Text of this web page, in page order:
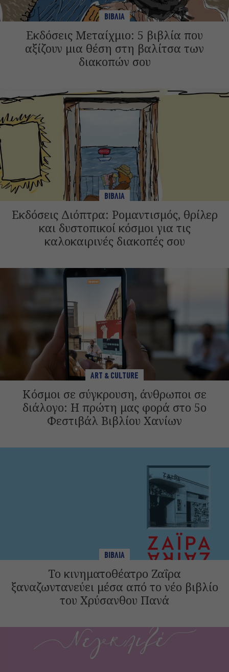
ΒΙΒΛΙΑ
Εκδόσεις Μεταίχμιο: 5 βιβλία που
αξίζουν μια θέση στη βαλίτσα των
διακοπών σου
ΒΙΒΛΙΑ
Εκδόσεις Διόπτρα: Ρομαντισμός, θρίλερ
και δυστοπικοί κόσμοι για τις
καλοκαιρινές διακοπές σου
ART & CULTURE
Κόσμοι σε σύγκρουση, άνθρωποι σε
διάλογο: Η πρώτη μας φορά στο 5ο
Φεστιβάλ Βιβλίου Χανίων
ΒΙΒΛΙΑ
Το κινηματοθέατρο Ζαΐρα
ξαναζωντανεύει μέσα από το νέο βιβλίο
του Χρύσανθου Πανά